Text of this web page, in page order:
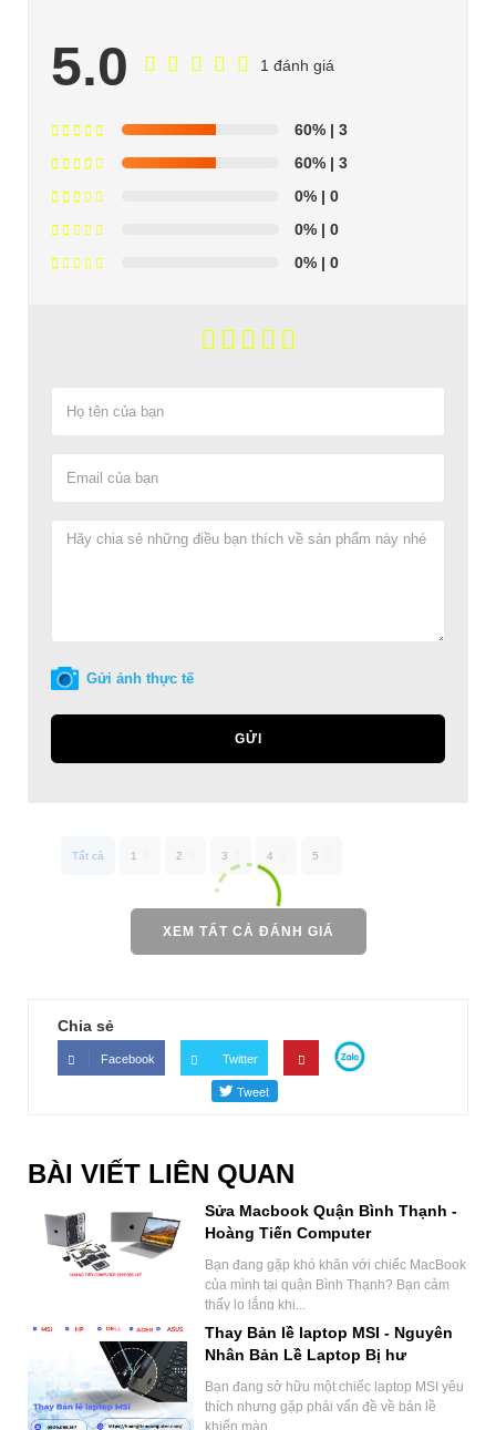
5.0 1 đánh giá
60% | 3
60% | 3
0% | 0
0% | 0
0% | 0
Gửi ảnh thực tế
GỬI
Tất cả 1 2 3 4 5
XEM TẤT CẢ ĐÁNH GIÁ
Chia sẻ
Facebook Twitter
BÀI VIẾT LIÊN QUAN
Sửa Macbook Quận Bình Thạnh -
Hoàng Tiến Computer
Bạn đang gặp khó khăn với chiếc MacBook
của mình tại quận Bình Thạnh? Bạn cảm
thấy lo lắng khi...
Thay Bản lề laptop MSI - Nguyên
Nhân Bản Lề Laptop Bị hư
Bạn đang sở hữu một chiếc laptop MSI yêu
thích nhưng gặp phải vấn đề về bản lề
khiến màn...